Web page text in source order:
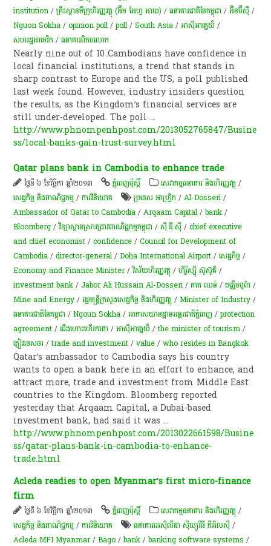
institution /គ្រឹះស្ថាន​មីក្រូហិរញ្ញវត្ថុ (អ៊ឹម អែហ្វ អាយ) /ធនាគារជាតិនៃកម្ពុជា /អ៊ិនប៊ីស៊ី /
Nguon Sokha /opinion poll /poll /South Asia /អាស៊ីអាគ្នេយ៏ /
សហរដ្ឋអាមេរិក /ធនាគារពិភពលោក
Nearly nine out of 10 Cambodians have confidence in
local financial institutions, a trend that stands in
sharp contrast to Europe and the US, a poll published
last week found. However, industry insiders question
the results, as the Kingdom’s financial services are
still under-developed. The poll...
http://www.phnompenhpost.com/2013052765847/Busine
ss/local-banks-gain-trust-survey.html
Qatar plans bank in Cambodia to enhance trade
ថ្ងៃទី ៦ ខែវិច្ឆិកា ឆ្នាំ២០១៣ ភ្នំពេញប៉ុស្តិ៍ សេវាកម្មធនាគារ និងហិរញ្ញវត្ថុ /
សេដ្ឋកិច្ច និងពាណិជ្ជកម្ម /ការវិនិយោគ ប្រទេស​ អាហ្វ្រិក /Al-Dosseri /
Ambassador of Qatar to Cambodia /Arqaam Capital /bank /
Bloomberg /វិទ្យាស្ថានស្រាវជ្រាវពាណិជ្ជកម្មកម្ពុជា /ស៊ី.ឌី.ស៊ី /chief executive
and chief economist /confidence /Council for Development of
Cambodia /director-general /Doha International Airport /សេដ្ឋកិច្ច /
Economy and Finance Minister/វិស័យ​ហិរញ្ញវត្ថុ /ហ៊ីរ៉ូស្ស៊ី ស៊ូស៊ូគី /
investment bank /Jabor Ali Hussain Al-Dosseri /គាត ឈន់ /ម​ជ្ឈឹ​ម​បូព៌ា /
Mine and Energy /រដ្ឋមន្ត្រីក្រសួងសេដ្ឋកិច្ច និងហិរញ្ញវត្ថុ /Minister of Industry /
ធនាគារជាតិនៃកម្ពុជា /Ngoun Sokha /អាកាសយានដ្ឋានអន្តរជាតិភ្នំពេញ /protection
agreement /ជើងហោះហើរកាតា /អាស៊ីអាគ្នេយ៏ /the minister of tourism /
ភ្ញៀវ​ទេសចរ /trade and investment /value /who resides in Bangkok
Qatar’s ambassador to Cambodia says his country
wants to open a bank here in an effort to enhance, and
attract more, trade and investment from Middle East
countries to the Kingdom. Bloomberg reported
yesterday that Arqaam Capital, a Dubai-based
investment bank, had said it was...
http://www.phnompenhpost.com/2013022661598/Busine
ss/qatar-plans-bank-in-cambodia-to-enhance-
trade.html
Acleda readies to open Myanmar’s first micro-finance
firm
ថ្ងៃទី ៦ ខែវិច្ឆិកា ឆ្នាំ២០១៣ ភ្នំពេញប៉ុស្តិ៍ សេវាកម្មធនាគារ និងហិរញ្ញវត្ថុ /
សេដ្ឋកិច្ច និងពាណិជ្ជកម្ម /ការវិនិយោគ ធនាគារអេស៊ីលីដា ស៊ីឃ្យួរឹធី ភីអិលស៊ី/
Acleda MFI Myanmar/Bago /bank /banking software systems /